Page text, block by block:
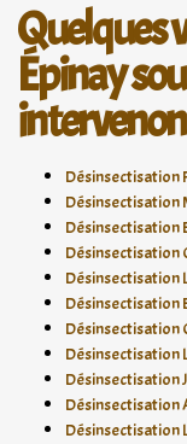
Quelques
Épinay
Désinsectisation
Désinsectisation
Désinsectisation
Désinsectisation
Désinsectisation
Désinsectisation
Désinsectisation
Désinsectisation
Désinsectisation
Désinsectisation
Désinsectisation